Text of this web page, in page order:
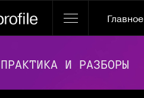
Главное